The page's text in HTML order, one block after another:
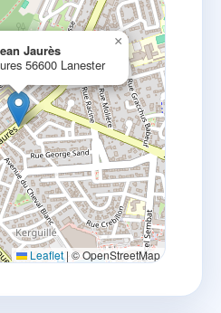
Jaurès
56600 Lanester
×
Leaflet | © OpenStreetMap